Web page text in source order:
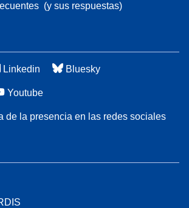
(y sus respuestas)
Linkedin Bluesky
Youtube
de la presencia en las redes sociales